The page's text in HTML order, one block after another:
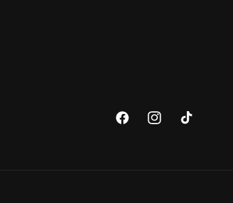
FacebookInstagramTikTok